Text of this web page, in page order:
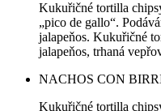
Kukuřičné tortilla
„pico de gallo“.
jalapeňos. Kukuřičné
jalapeňos, trhaná
NACHOS CON
Kukuřičné tortilla